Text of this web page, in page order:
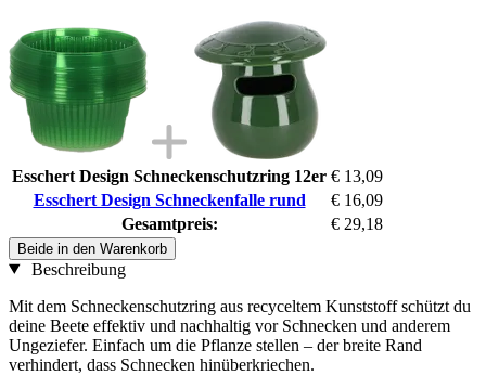
Esschert Design Schneckenschutzring 12er € 13,09
Esschert Design Schneckenfalle rund
€ 16,09
Gesamtpreis:
€ 29,18
Beide in den Warenkorb
Beschreibung
Mit dem Schneckenschutzring aus recyceltem Kunststoff schützt du
deine Beete effektiv und nachhaltig vor Schnecken und anderem
Ungeziefer. Einfach um die Pflanze stellen – der breite Rand
verhindert, dass Schnecken hinüberkriechen.